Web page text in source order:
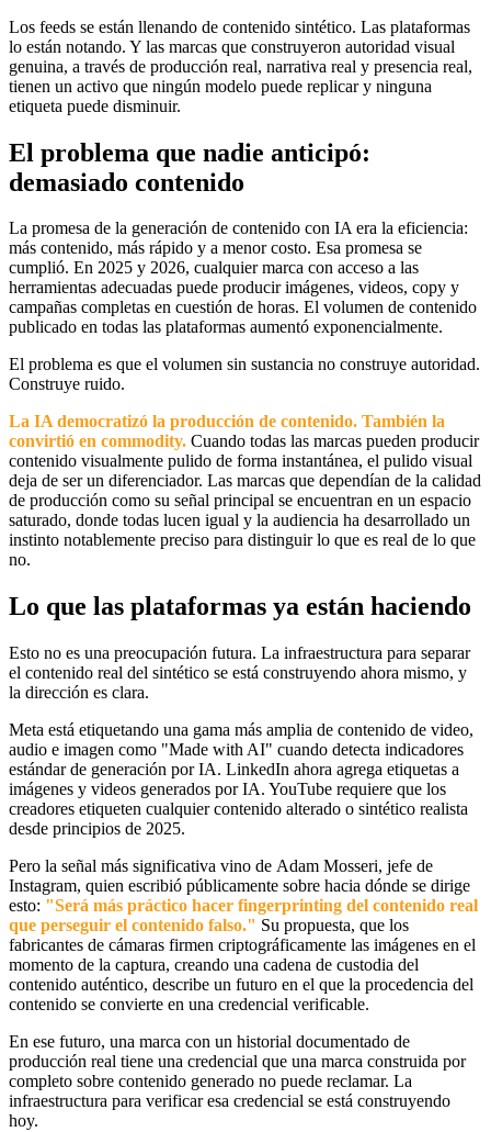
Los feeds se están llenando de contenido sintético. Las plataformas
lo están notando. Y las marcas que construyeron autoridad visual
genuina, a través de producción real, narrativa real y presencia real,
tienen un activo que ningún modelo puede replicar y ninguna
etiqueta puede disminuir.
El problema que nadie anticipó:
demasiado contenido
La promesa de la generación de contenido con IA era la eficiencia:
más contenido, más rápido y a menor costo. Esa promesa se
cumplió. En 2025 y 2026, cualquier marca con acceso a las
herramientas adecuadas puede producir imágenes, videos, copy y
campañas completas en cuestión de horas. El volumen de contenido
publicado en todas las plataformas aumentó exponencialmente.
El problema es que el volumen sin sustancia no construye autoridad.
Construye ruido.
La IA democratizó la producción de contenido. También la
convirtió en commodity. Cuando todas las marcas pueden producir
contenido visualmente pulido de forma instantánea, el pulido visual
deja de ser un diferenciador. Las marcas que dependían de la calidad
de producción como su señal principal se encuentran en un espacio
saturado, donde todas lucen igual y la audiencia ha desarrollado un
instinto notablemente preciso para distinguir lo que es real de lo que
no.
Lo que las plataformas ya están haciendo
Esto no es una preocupación futura. La infraestructura para separar
el contenido real del sintético se está construyendo ahora mismo, y
la dirección es clara.
Meta está etiquetando una gama más amplia de contenido de video,
audio e imagen como "Made with AI" cuando detecta indicadores
estándar de generación por IA. LinkedIn ahora agrega etiquetas a
imágenes y videos generados por IA. YouTube requiere que los
creadores etiqueten cualquier contenido alterado o sintético realista
desde principios de 2025.
Pero la señal más significativa vino de Adam Mosseri, jefe de
Instagram, quien escribió públicamente sobre hacia dónde se dirige
esto: "Será más práctico hacer fingerprinting del contenido real
que perseguir el contenido falso." Su propuesta, que los
fabricantes de cámaras firmen criptográficamente las imágenes en el
momento de la captura, creando una cadena de custodia del
contenido auténtico, describe un futuro en el que la procedencia del
contenido se convierte en una credencial verificable.
En ese futuro, una marca con un historial documentado de
producción real tiene una credencial que una marca construida por
completo sobre contenido generado no puede reclamar. La
infraestructura para verificar esa credencial se está construyendo
hoy.